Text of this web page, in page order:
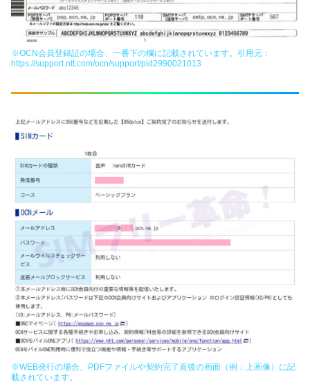
※OCN会員登録証の場合、一番下の欄に記載されています。引用元：
https://support.ntt.com/ocn/support/pid2990021013
※WEB発行の場合、PDFファイルや契約完了直後の画面（例：上画像）に記
載されています。